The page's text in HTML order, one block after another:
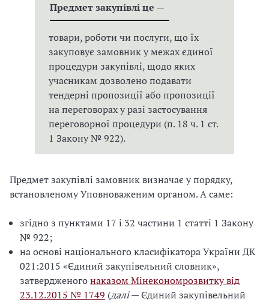
Предмет закупівлі це —
товари, роботи чи послуги, що їх
закуповує замовник у межах єдиної
процедури закупівлі, щодо яких
учасникам дозволено подавати
тендерні пропозиції або пропозиції
на переговорах у разі застосування
переговорної процедури (п. 18 ч. 1 ст.
1 Закону № 922).
Предмет закупівлі замовник визначає у порядку,
встановленому Уповноваженим органом. А саме:
згідно з пунктами 17 і 32 частини 1 статті 1 Закону
№ 922;
на основі національного класифікатора України ДК
021:2015 «Єдиний закупівельний словник»,
затвердженогонаказом Мінекономрозвитку від
23.12.2015 № 1749 (далі— Єдиний закупівельний